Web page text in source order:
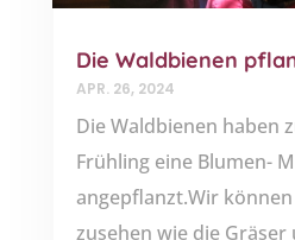
Die Waldbienen
APR. 26, 2024
Die Waldbienen haben
Frühling eine Blumen-
angepflanzt.Wir
zusehen wie die Gräser